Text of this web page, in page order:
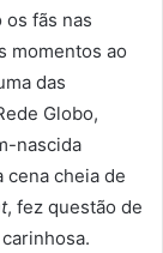
os fãs nas
momentos ao
das
Globo,
nascida
cena cheia de
, fez questão de